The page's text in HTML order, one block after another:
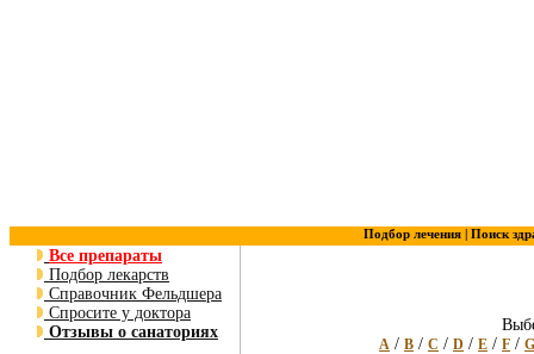
Подбор лечения | Поиск
Все препараты
Подбор лекарств
Справочник Фельдшера
Спросите у доктора
Отзывы о санаториях
A / B / C / D / E / F / G